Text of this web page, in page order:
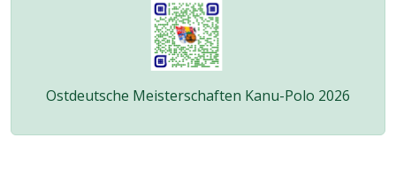
Ostdeutsche Meisterschaften Kanu-Polo 2026